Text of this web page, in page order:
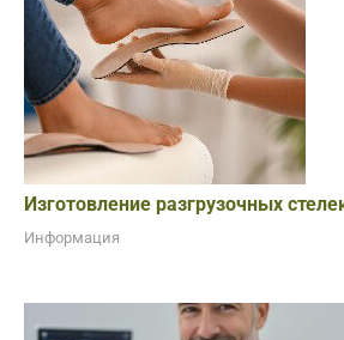
Изготовление разгрузочных
Информация